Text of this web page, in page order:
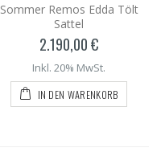
Sommer Remos Edda Tölt
Sattel
2.190,00 €
Inkl. 20% MwSt.
IN DEN WARENKORB